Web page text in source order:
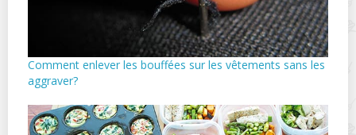
Comment enlever les bouffées sur les vêtements sans les
aggraver?